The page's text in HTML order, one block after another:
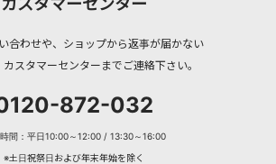
カスタマーセンター
合わせや、ショップから返事が届かない
スタマーセンターまでご連絡下さい。
872-032
間：平日10:00～12:00 / 13:30～16:00
※土日祝祭日および年末年始を除く